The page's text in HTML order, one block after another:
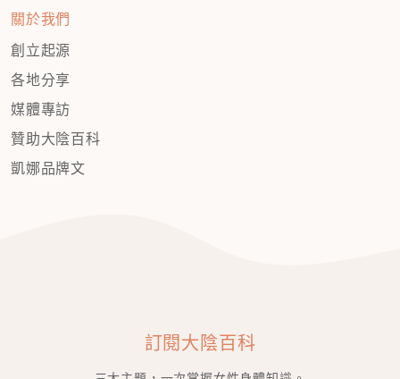
關於我們
創立起源
各地分享
媒體專訪
贊助大陰百科
凱娜品牌文
訂閱大陰百科